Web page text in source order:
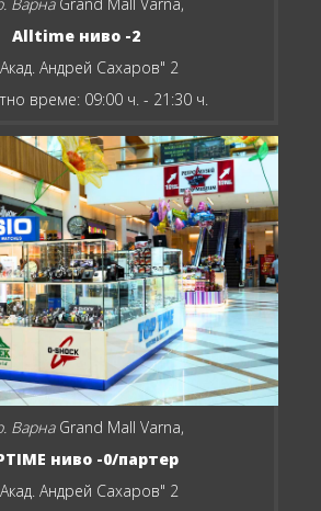
Alltime ниво -2
Андрей Сахаров" 2
време: 09:00 ч. - 21:30 ч.
Варна Grand Mall Varna,
ниво -0/партер
Андрей Сахаров" 2